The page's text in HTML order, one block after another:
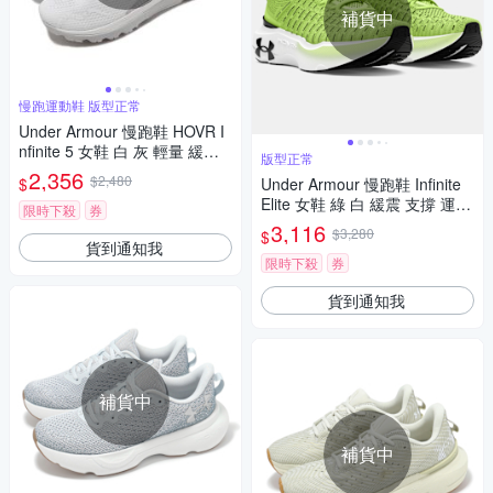
慢跑運動鞋 版型正常
Under Armour 慢跑鞋 HOVR I
nfinite 5 女鞋 白 灰 輕量 緩震
路跑 運動鞋 UA 3026550103
$2,356 $2,480
限時下殺
券
貨到通知我
補貨中
補貨中
版型正常
Under Armour 慢跑鞋 Infinite
Elite 女鞋 綠 白 緩震 支撐 運動
鞋 UA 3027199301
$3,116 $3,280
限時下殺
券
貨到通知我
補貨中